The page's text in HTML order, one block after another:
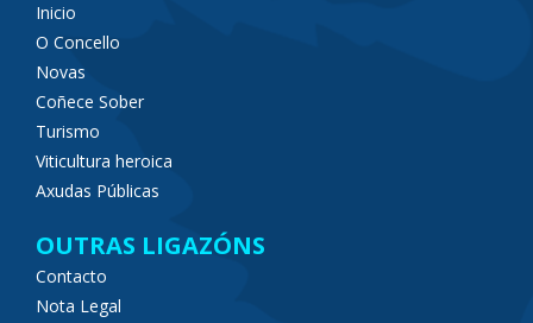
Inicio
O Concello
Novas
Coñece Sober
Turismo
Viticultura heroica
Axudas Públicas
OUTRAS LIGAZÓNS
Contacto
Nota Legal